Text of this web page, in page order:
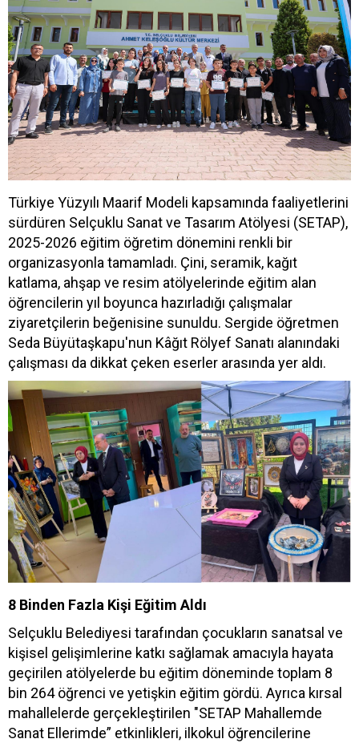
Türkiye Yüzyılı Maarif Modeli kapsamında faaliyetlerini
sürdüren Selçuklu Sanat ve Tasarım Atölyesi (SETAP),
2025-2026 eğitim öğretim dönemini renkli bir
organizasyonla tamamladı. Çini, seramik, kağıt
katlama, ahşap ve resim atölyelerinde eğitim alan
öğrencilerin yıl boyunca hazırladığı çalışmalar
ziyaretçilerin beğenisine sunuldu. Sergide öğretmen
Seda Büyütaşkapu'nun Kâğıt Rölyef Sanatı alanındaki
çalışması da dikkat çeken eserler arasında yer aldı.
8 Binden Fazla Kişi Eğitim Aldı
Selçuklu Belediyesi tarafından çocukların sanatsal ve
kişisel gelişimlerine katkı sağlamak amacıyla hayata
geçirilen atölyelerde bu eğitim döneminde toplam 8
bin 264 öğrenci ve yetişkin eğitim gördü. Ayrıca kırsal
mahallelerde gerçekleştirilen "SETAP Mahallemde
Sanat Ellerimde” etkinlikleri, ilkokul öğrencilerine